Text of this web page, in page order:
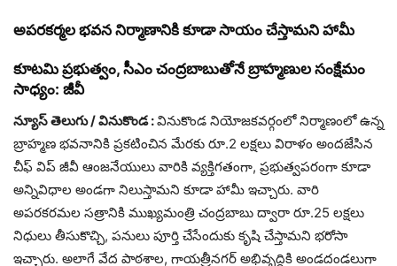
అపరకర్మల భవన నిర్మాణానికి కూడా సాయం చేస్తామని హామీ
కూటమి ప్రభుత్వం, సీఎం చంద్రబాబుతోనే బ్రాహ్మణుల సంక్షేమం
సాధ్యం: జీవీ
న్యూస్ తెలుగు / వినుకొండ :వినుకొండ నియోజకవర్గంలో నిర్మాణంలో ఉన్న
బ్రాహ్మణ భవనానికి ప్రకటించిన మేరకు రూ.2 లక్షలు విరాళం అందజేసిన
చీఫ్‌ విప్ జీవీ ఆంజనేయులు వారికి వ్యక్తిగతంగా, ప్రభుత్వపరంగా కూడా
అన్నివిధాల అండగా నిలుస్తామని కూడా హామీ ఇచ్చారు. వారి
అపరకరమల సత్రానికి ముఖ్యమంత్రి చంద్రబాబు ద్వారా రూ.25 లక్షలు
నిధులు తీసుకొచ్చి, పనులు పూర్తి చేసేందుకు కృషి చేస్తామని భరోసా
ఇచ్చారు. అలాగే వేద పాఠశాల, గాయత్రీనగర్ అభివృద్ధికి అండదండలుగా